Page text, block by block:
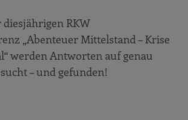
RKW
„Abenteuer Mittelstand – Krise
werden Antworten auf genau
– und gefunden!